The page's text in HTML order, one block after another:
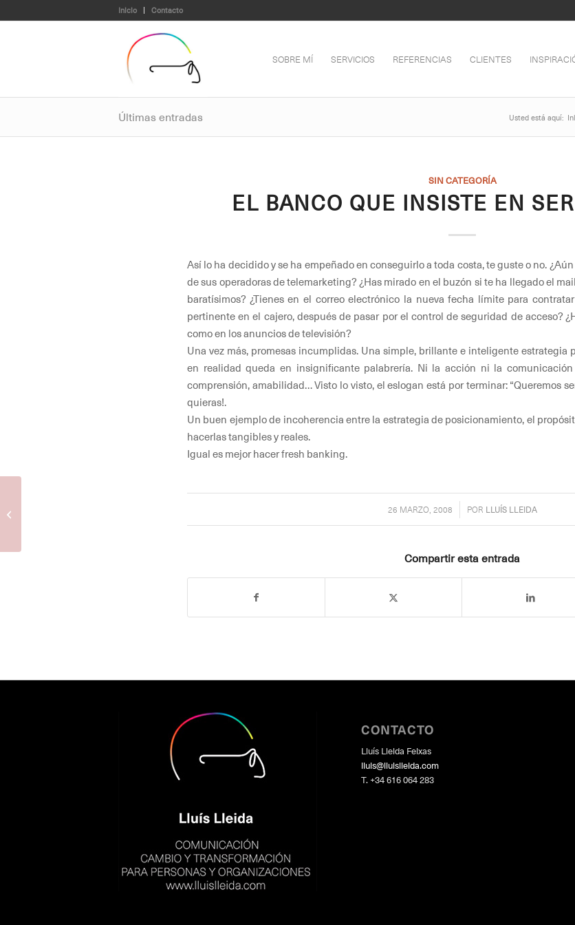
Inicio Contacto
SOBRE MÍ SERVICIOS REFERENCIAS CLIENTES
Últimas entradas Usted está aquí:
SIN CATEGORÍA
EL BANCO QUE INSISTE EN
Así lo ha decidido y se ha empeñado en conseguirlo a toda costa, te guste o no.
de sus operadoras de telemarketing? ¿Has mirado en el buzón si te ha llegado el
baratísimos? ¿Tienes en el correo electrónico la nueva fecha límite para
pertinente en el cajero, después de pasar por el control de seguridad de acceso?
como en los anuncios de televisión?
Una vez más, promesas incumplidas. Una simple, brillante e inteligente estrategia
en realidad queda en insignificante palabrería. Ni la acción ni la
comprensión, amabilidad… Visto lo visto, el eslogan está por terminar: “Queremos
quieras!.
Un buen ejemplo de incoherencia entre la estrategia de posicionamiento, el
hacerlas tangibles y reales.
Igual es mejor hacer fresh banking.
26 MARZO, 2008
/ POR LLUÍS LLEIDA
Compartir esta entrada
CONTACTO
Lluís Lleida Feixas
lluis@lluislleida.com
T. +34 616 064 283